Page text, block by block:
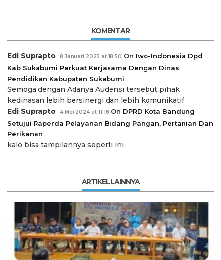
KOMENTAR
Edi Suprapto 8 Januari 2025 at 18:50 On Iwo-Indonesia Dpd
Kab Sukabumi Perkuat Kerjasama Dengan Dinas
Pendidikan Kabupaten Sukabumi
Semoga dengan Adanya Audensi tersebut pihak
kedinasan lebih bersinergi dan lebih komunikatif
Edi Suprapto
4 Mei 2024 at 11:18 On DPRD Kota Bandung
Setujui Raperda Pelayanan Bidang Pangan, Pertanian Dan
Perikanan
kalo bisa tampilannya seperti ini
ARTIKEL LAINNYA